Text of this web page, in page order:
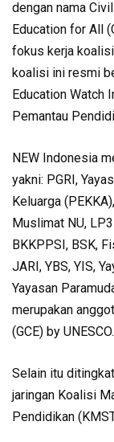
dengan nama
Education for All
fokus kerja
koalisi ini resmi
Education Watch
Pemantau
NEW Indonesia
yakni: PGRI,
Keluarga
Muslimat NU,
BKKPPSI, BSK,
JARI, YBS, YIS,
Yayasan
merupakan
(GCE) by UNESCO.
Selain itu
jaringan Koalisi
Pendidikan